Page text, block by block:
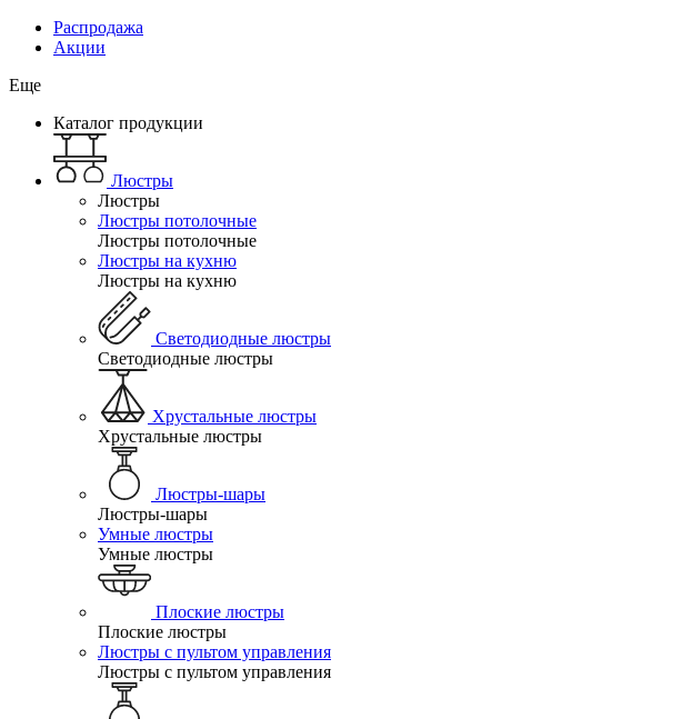
Распродажа
Акции
Еще
Каталог продукции
Люстры
Люстры
Люстры потолочные
Люстры потолочные
Люстры на кухню
Люстры на кухню
Светодиодные люстры
Светодиодные люстры
Хрустальные люстры
Хрустальные люстры
Люстры-шары
Люстры-шары
Умные люстры
Умные люстры
Плоские люстры
Плоские люстры
Люстры с пультом управления
Люстры с пультом управления